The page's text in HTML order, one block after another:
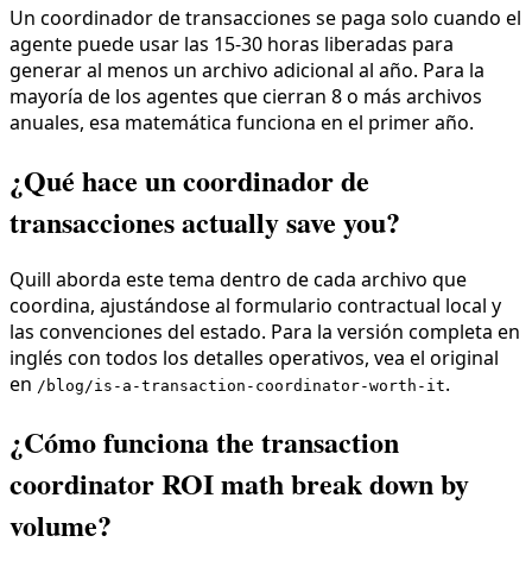
Un coordinador de transacciones se paga solo cuando el
agente puede usar las 15-30 horas liberadas para
generar al menos un archivo adicional al año. Para la
mayoría de los agentes que cierran 8 o más archivos
anuales, esa matemática funciona en el primer año.
¿Qué hace un coordinador de
transacciones actually save you?
Quill aborda este tema dentro de cada archivo que
coordina, ajustándose al formulario contractual local y
las convenciones del estado. Para la versión completa en
inglés con todos los detalles operativos, vea el original
en /blog/is-a-transaction-coordinator-worth-it.
¿Cómo funciona the transaction
coordinator ROI math break down by
volume?